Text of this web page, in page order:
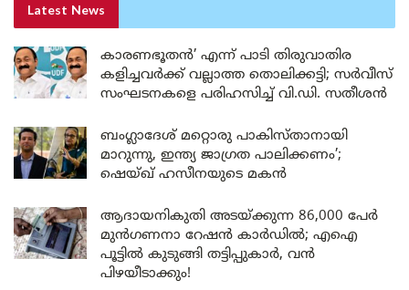
Latest News
കാരണഭൂതൻ’ എന്ന് പാടി തിരുവാതിര
കളിച്ചവർക്ക് വല്ലാത്ത തൊലിക്കട്ടി; സർവീസ്
സംഘടനകളെ പരിഹസിച്ച് വി.ഡി. സതീശൻ
ബംഗ്ലാദേശ് മറ്റൊരു പാകിസ്താനായി
മാറുന്നു, ഇന്ത്യ ജാഗ്രത പാലിക്കണം’;
ഷെയ്ഖ് ഹസീനയുടെ മകൻ
ആദായനികുതി അടയ്ക്കുന്ന 86,000 പേർ
മുൻഗണനാ റേഷൻ കാർഡിൽ; എഐ
പൂട്ടിൽ കുടുങ്ങി തട്ടിപ്പുകാർ, വൻ
പിഴയീടാക്കും!